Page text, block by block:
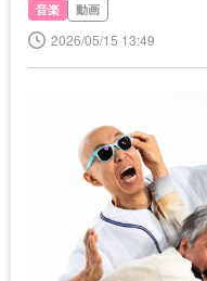
音楽 動画
2026/05/15 13:49